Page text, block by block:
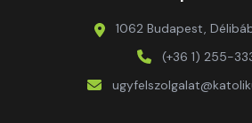
1062 Budapest, Délibáb
(+36 1) 255-